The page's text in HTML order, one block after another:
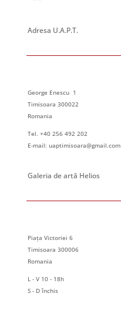
Adresa U.A.P.T.
George Enescu 1
Timisoara 300022
Romania
Tel. +40 256 492 202
E-mail: uaptimisoara@gmail.com
Galeria de artă Helios
Piața Victoriei 6
Timisoara 300006
Romania
L - V 10 - 18h
S - D închis